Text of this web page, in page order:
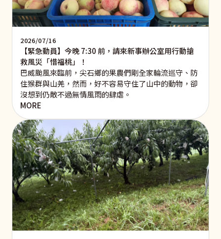
2026/07/16
【緊急動員】今晚 7:30 前，請來新事辦公室用行動搶
救風災「惜福桃」！
巴威颱風來臨前，尖石鄉的果農們剛全家輪流巡守、防
住猴群與山羌，然而，好不容易守住了山中的動物，卻
沒想到仍敵不過無情風雨的肆虐。
MORE